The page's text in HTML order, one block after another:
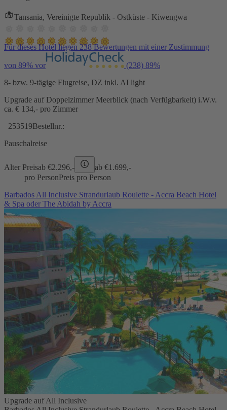
Tansania, Vereinigte Republik - Ostküste - Kiwengwa
Für dieses Hotel liegen 238 Bewertungen mit einer Zustimmung
von 89% vor (238) 89%
8- bzw. 9-tägige Flugreise, DZ inkl. AI light
Upgrade auf Doppelzimmer Meerblick (nach Verfügbarkeit) i.W.v.
ca. € 134,- pro Zimmer
253519Bestellnr.:
Pauschalreise
Alter Preisab €2.296,- ab €1.699,-
pro PersonPreis pro Person
Barbados All Inclusive Strandurlaub Roulette - Accra Beach Hotel
& Spa oder The Abidah by Accra
Upgrade auf All Inclusive